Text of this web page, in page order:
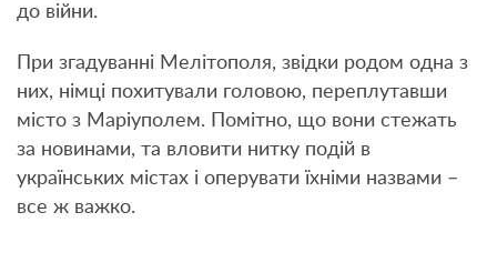
до війни.
При згадуванні Мелітополя, звідки родом одна з
них, німці похитували головою, переплутавши
місто з Маріуполем. Помітно, що вони стежать
за новинами, та вловити нитку подій в
українських містах і оперувати їхніми назвами –
все ж важко.